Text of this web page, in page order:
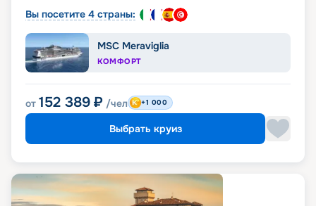
Вы посетите 4 страны:
MSC Meraviglia
КОМФОРТ
от 152 389 ₽ /чел +1 000
Выбрать круиз